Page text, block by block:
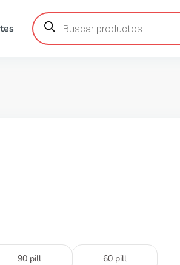
Búsqueda
de
productos
90 pill 60 pill